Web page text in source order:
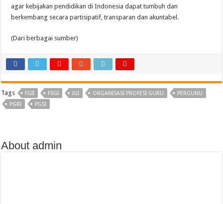
agar kebijakan pendidikan di Indonesia dapat tumbuh dan
berkembang secara partisipatif, transparan dan akuntabel.
(Dari berbagai sumber)
Tags FGII FSGI IGI ORGANISASI PROFESI GURU
PERGUNU
PGRI
PGSI
About admin